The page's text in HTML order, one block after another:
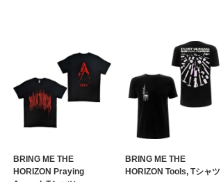
BRING ME THE
HORIZON Praying
BRING ME THE
HORIZON Tools, Tシャツ